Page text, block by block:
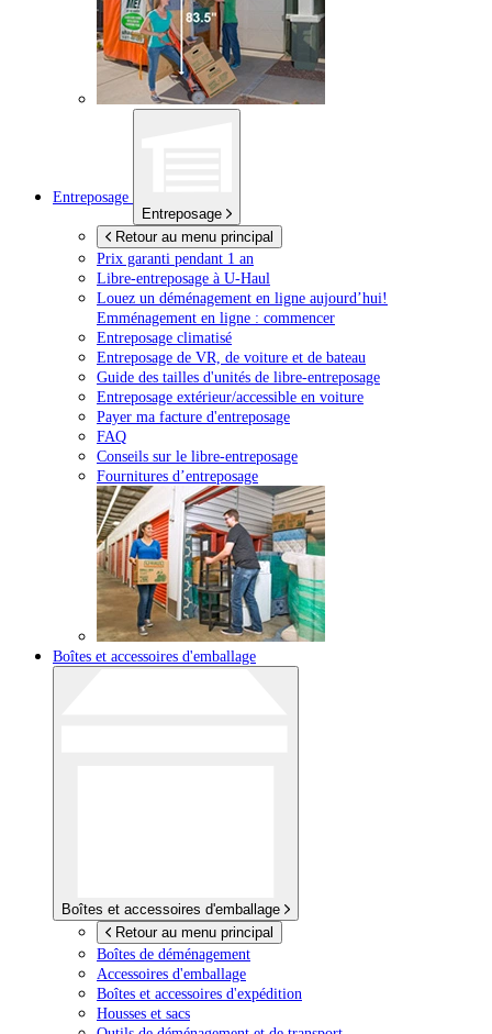
Entreposage
Entreposage
Retour au menu principal
Prix garanti pendant 1 an
Libre-entreposage à U-Haul
Louez un déménagement en ligne aujourd’hui!
Emménagement en ligne : commencer
Entreposage climatisé
Entreposage de VR, de voiture et de bateau
Guide des tailles d'unités de libre-entreposage
Entreposage extérieur/accessible en voiture
Payer ma facture d'entreposage
FAQ
Conseils sur le libre-entreposage
Fournitures d’entreposage
Boîtes et accessoires d'emballage
Boîtes et accessoires d'emballage
Retour au menu principal
Boîtes de déménagement
Accessoires d'emballage
Boîtes et accessoires d'expédition
Housses et sacs